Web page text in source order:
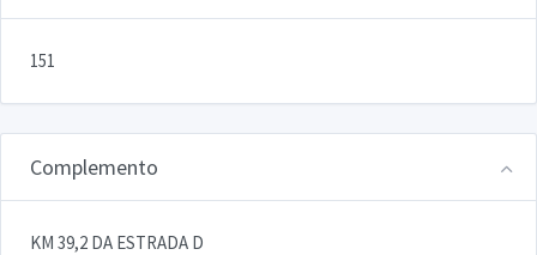
151
Complemento
KM 39,2 DA ESTRADA D